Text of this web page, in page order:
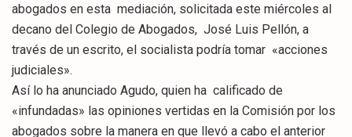
abogados en esta mediación, solicitada este miércoles al
decano del Colegio de Abogados, José Luis Pellón, a
través de un escrito, el socialista podría tomar «acciones
judiciales».
Así lo ha anunciado Agudo, quien ha calificado de
«infundadas» las opiniones vertidas en la Comisión por los
abogados sobre la manera en que llevó a cabo el anterior